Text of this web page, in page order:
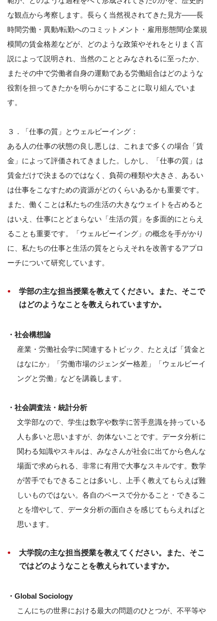
な観点から考察します。長らく当然視されてきた見方――長
時間労働・異動/転勤へのコミットメント・雇用形態間/企業規
模間の賃金格差などが、どのような政策やそれをとりまく言
説によって説明され、当然のこととみなされるに至ったか、
またその中で労働者自身の運動である労働組合はどのような
役割を担ってきたかを明らかにすることに取り組んでいま
す。
３．「仕事の質」とウェルビーイング：
ある人の仕事の状態の良し悪しは、これまで多くの場合「賃
金」によって評価されてきました。しかし、「仕事の質」は
賃金だけで決まるのではなく、負荷の種類や大きさ、あるい
は仕事をこなすための資源がどのくらいあるかも重要です。
また、働くことは私たちの生活の大きなウェイトを占めると
はいえ、仕事にとどまらない「生活の質」を多面的にとらえ
ることも重要です。「ウェルビーイング」の概念を手がかり
に、私たちの仕事と生活の質をとらえそれを改善するアプロ
ーチについて研究しています。
学部の主な担当授業を教えてください。また、そこで
はどのようなことを教えられていますか。
・社会構想論
産業・労働社会学に関連するトピック、たとえば「賃金と
はなにか」「労働市場のジェンダー格差」「ウェルビーイ
ングと労働」などを講義します。
・社会調査法・統計分析
文学部なので、学生は数字や数学に苦手意識を持っている
人も多いと思いますが、勿体ないことです。データ分析に
関わる知識やスキルは、みなさんが社会に出てから色んな
場面で求められる、非常に有用で大事なスキルです。数学
が苦手でもできることは多いし、上手く教えてもらえば難
しいものではない。各自のペースで分かること・できるこ
とを増やして、データ分析の面白さを感じてもらえればと
思います。
大学院の主な担当授業を教えてください。また、そこ
ではどのようなことを教えられていますか。
・Global Sociology
こんにちの世界における最大の問題のひとつが、不平等や